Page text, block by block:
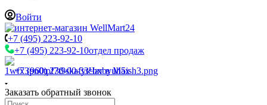
Войти
+7 (495) 223-92-10
+7 (495) 223-92-10отдел продаж
+7 (960) 230-00-33Чат в Max
Заказать обратный звонок